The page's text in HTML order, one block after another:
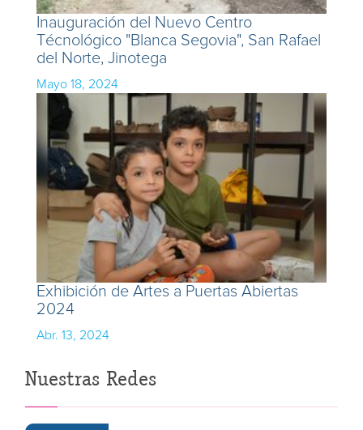
Inauguración del Nuevo Centro
Técnológico "Blanca Segovia", San Rafael
del Norte, Jinotega
Mayo 18, 2024
Exhibición de Artes a Puertas Abiertas
2024
Abr. 13, 2024
Nuestras Redes